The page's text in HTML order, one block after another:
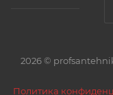
2026 ©
Политика